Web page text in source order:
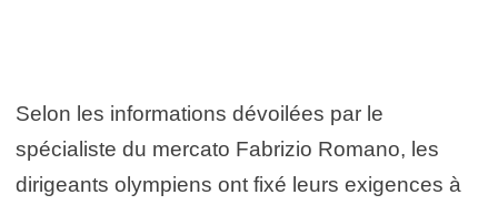
Selon les informations dévoilées par le
spécialiste du mercato Fabrizio Romano, les
dirigeants olympiens ont fixé leurs exigences à